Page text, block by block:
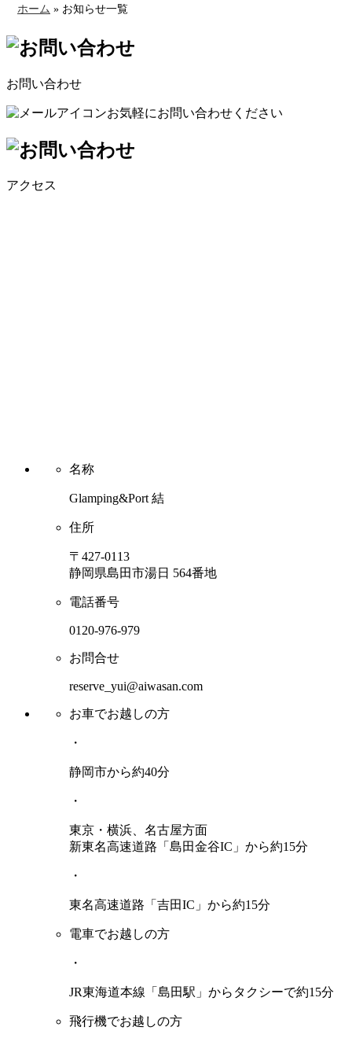
ホーム » お知らせ一覧
お問い合わせ
お気軽にお問い合わせください
アクセス
名称
Glamping&Port 結
住所
〒427-0113
静岡県島田市湯日 564番地
電話番号
0120-976-979
お問合せ
reserve_yui@aiwasan.com
お車でお越しの方
・
静岡市から約40分
・
東京・横浜、名古屋方面
新東名高速道路「島田金谷IC」から約15分
・
東名高速道路「吉田IC」から約15分
電車でお越しの方
・
JR東海道本線「島田駅」からタクシーで約15分
飛行機でお越しの方